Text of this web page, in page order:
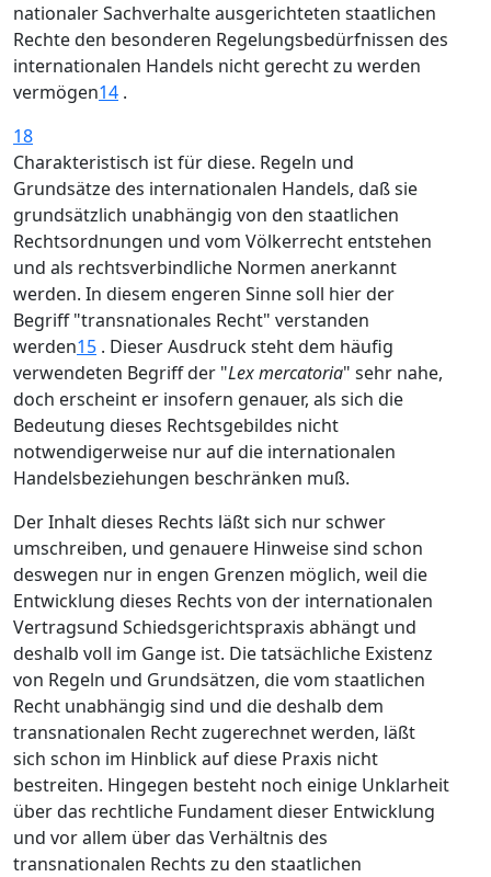
nationaler Sachverhalte ausgerichteten staatlichen
Rechte den besonderen Regelungsbedürfnissen des
internationalen Handels nicht gerecht zu werden
vermögen14 .
18
Charakteristisch ist für diese. Regeln und
Grundsätze des internationalen Handels, daß sie
grundsätzlich unabhängig von den staatlichen
Rechtsordnungen und vom Völkerrecht entstehen
und als rechtsverbindliche Normen anerkannt
werden. In diesem engeren Sinne soll hier der
Begriff "transnationales Recht" verstanden
werden15 . Dieser Ausdruck steht dem häufig
verwendeten Begriff der "Lex mercatoria" sehr nahe,
doch erscheint er insofern genauer, als sich die
Bedeutung dieses Rechtsgebildes nicht
notwendigerweise nur auf die internationalen
Handelsbeziehungen beschränken muß.
Der Inhalt dieses Rechts läßt sich nur schwer
umschreiben, und genauere Hinweise sind schon
deswegen nur in engen Grenzen möglich, weil die
Entwicklung dieses Rechts von der internationalen
Vertragsund Schiedsgerichtspraxis abhängt und
deshalb voll im Gange ist. Die tatsächliche Existenz
von Regeln und Grundsätzen, die vom staatlichen
Recht unabhängig sind und die deshalb dem
transnationalen Recht zugerechnet werden, läßt
sich schon im Hinblick auf diese Praxis nicht
bestreiten. Hingegen besteht noch einige Unklarheit
über das rechtliche Fundament dieser Entwicklung
und vor allem über das Verhältnis des
transnationalen Rechts zu den staatlichen